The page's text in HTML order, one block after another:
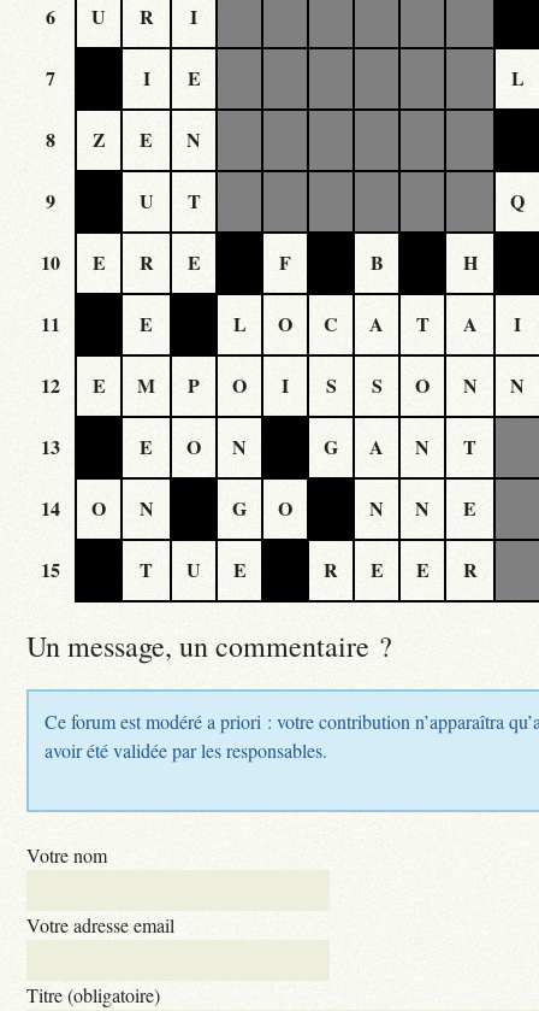
6 U R I
7 I E L
8 Z E N
9 U T Q
10 E R E F B H
11 E L O C A T A I
12 E M P O I S S O N N
13 E O N G A N T
14 O N G O N N E
15 T U E R E E R
Un message, un commentaire ?
Ce forum est modéré a priori : votre contribution n’apparaîtra
avoir été validée par les responsables.
Votre nom
Votre adresse email
Titre (obligatoire)